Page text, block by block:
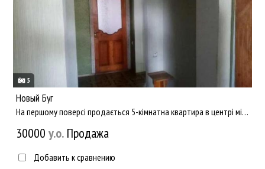
5
Новый Буг
На першому поверсі продається 5-кімнатна квартира в центрі міста Новий Буг. Місця вистачіть на дуже велику род...
30000 y.о. Продажа
Добавить к сравнению